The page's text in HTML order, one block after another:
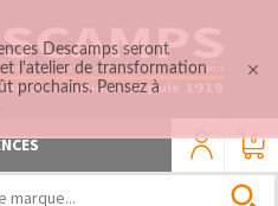
0
Descamps seront
l'atelier de transformation
prochains. Pensez à